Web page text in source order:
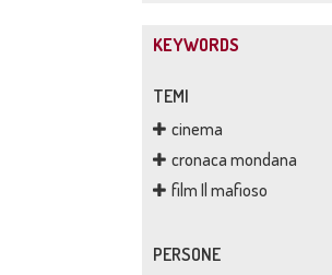
KEYWORDS
TEMI
cinema
cronaca mondana
film Il mafioso
PERSONE